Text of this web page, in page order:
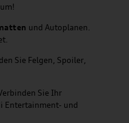
und Autoplanen.
Sie Felgen, Spoiler,
Sie Ihr
Entertainment- und